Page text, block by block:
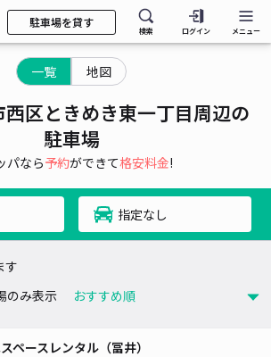
駐車場を貸す
検索 ログイン メニュー
一覧 地図
区ときめき東一丁目周辺の
駐車場
パなら予約ができて格安料金!
指定なし
す
のみ表示
ペースレンタル（冨井）